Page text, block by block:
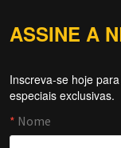
ASSINE A
Inscreva-se hoje
especiais exclusivas.